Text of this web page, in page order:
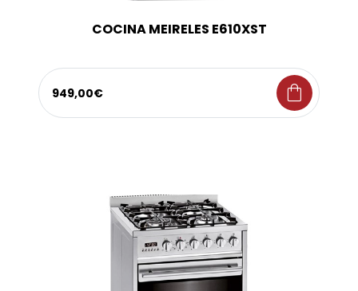
COCINA MEIRELES E610XST
949,00€ shopping_bag